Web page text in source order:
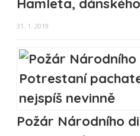
Hamleta,
31. 1. 2019
Požár Národního